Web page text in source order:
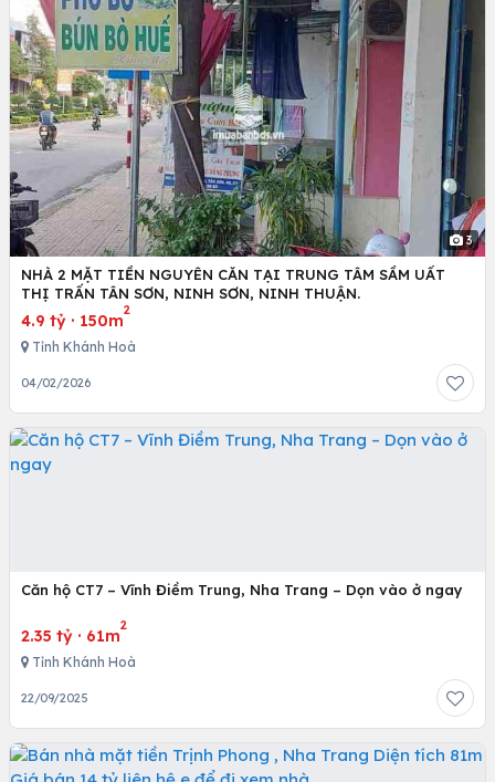
3
NHÀ 2 MẶT TIỀN NGUYÊN CĂN TẠI TRUNG TÂM SẦM UẤT
THỊ TRẤN TÂN SƠN, NINH SƠN, NINH THUẬN.
4.9 tỷ · 150m
2
Tỉnh Khánh Hoà
04/02/2026
Căn hộ CT7 – Vĩnh Điềm Trung, Nha Trang – Dọn vào ở ngay
2.35 tỷ · 61m
2
Tỉnh Khánh Hoà
22/09/2025